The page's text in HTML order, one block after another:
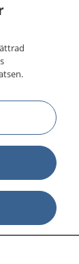
Visa
Visa
Visa